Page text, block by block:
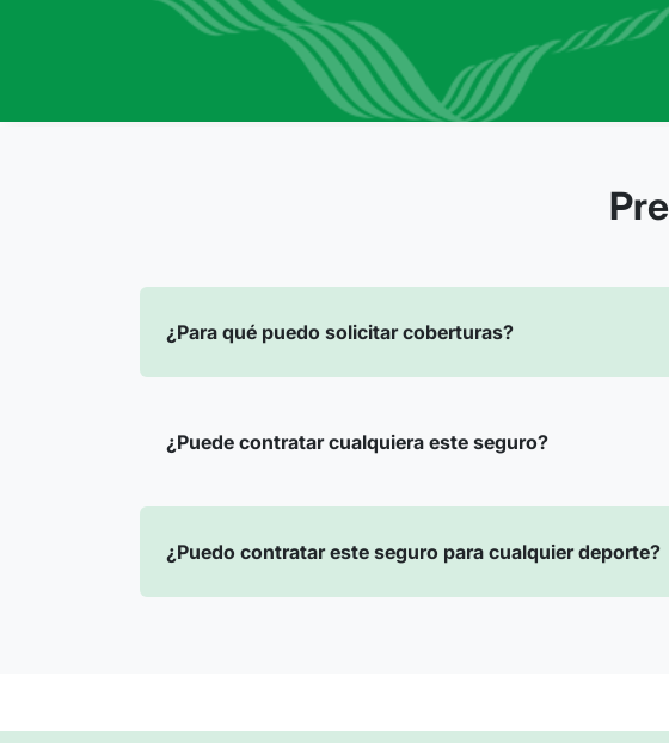
¿Para qué puedo solicitar coberturas?
¿Puede contratar cualquiera este seguro?
¿Puedo contratar este seguro para cualquier deporte?